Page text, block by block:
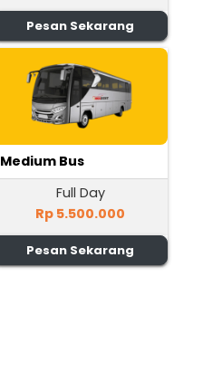
Pesan Sekarang
Medium Bus
Full Day
Rp 5.500.000
Pesan Sekarang